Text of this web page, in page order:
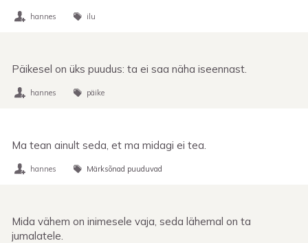
hannes ilu
Päikesel on üks puudus: ta ei saa näha iseennast.
hannes päike
Ma tean ainult seda, et ma midagi ei tea.
hannes Märksõnad puuduvad
Mida vähem on inimesele vaja, seda lähemal on ta
jumalatele.